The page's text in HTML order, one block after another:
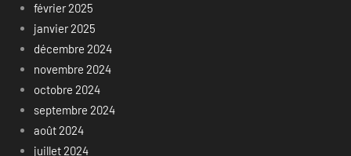
février 2025
janvier 2025
décembre 2024
novembre 2024
octobre 2024
septembre 2024
août 2024
juillet 2024